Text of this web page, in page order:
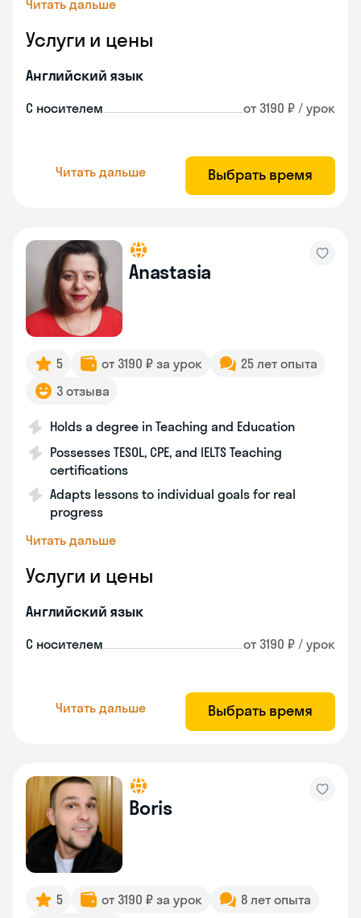
Читать дальше
Услуги и цены
Английский язык
С носителем от 3190 ₽ / урок
Читать дальше Выбрать время
Anastasia
5 от 3190 ₽ за урок
25 лет опыта
3 отзыва
Holds a degree in Teaching and Education
Possesses TESOL, CPE, and IELTS Teaching
certifications
Adapts lessons to individual goals for real
progress
Читать дальше
Услуги и цены
Английский язык
С носителем от 3190 ₽ / урок
Читать дальше Выбрать время
Boris
5 от 3190 ₽ за урок
8 лет опыта